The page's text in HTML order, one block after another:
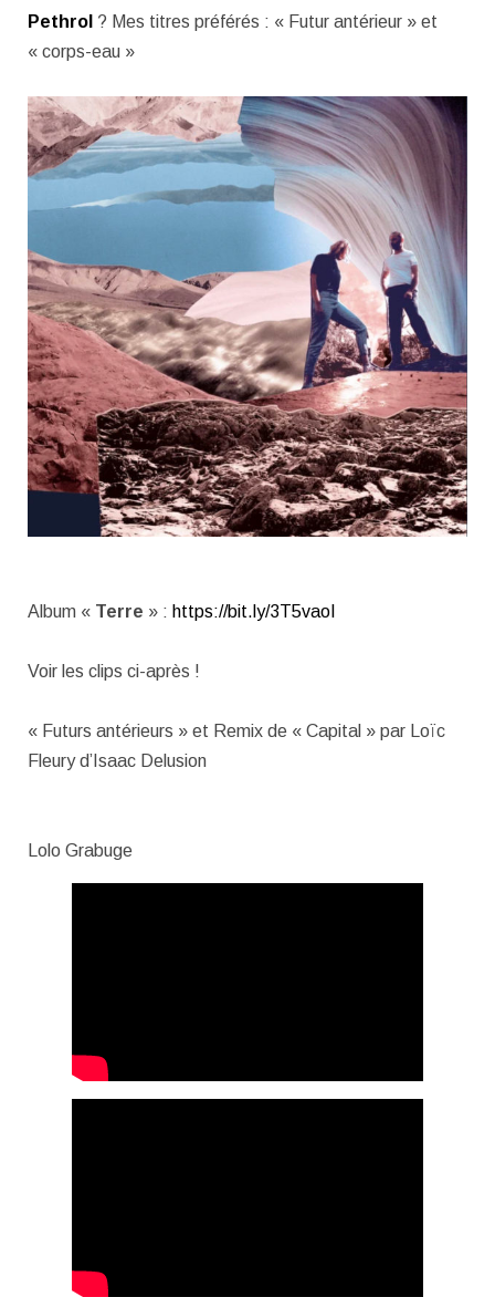
Pethrol ? Mes titres préférés : « Futur antérieur » et
« corps-eau »
Album « Terre » : https://bit.ly/3T5vaoI
Voir les clips ci-après !
« Futurs antérieurs » et Remix de « Capital » par Loïc
Fleury d’Isaac Delusion
Lolo Grabuge